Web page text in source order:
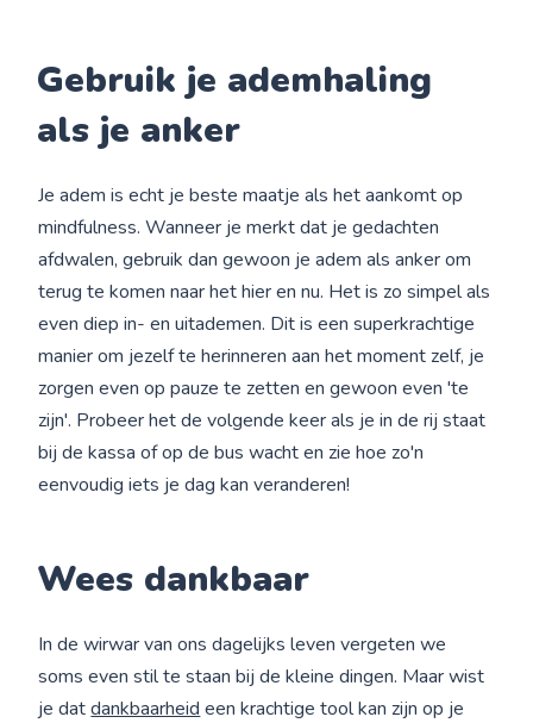
Gebruik je ademhaling
als je anker
Je adem is echt je beste maatje als het aankomt op
mindfulness. Wanneer je merkt dat je gedachten
afdwalen, gebruik dan gewoon je adem als anker om
terug te komen naar het hier en nu. Het is zo simpel als
even diep in- en uitademen. Dit is een superkrachtige
manier om jezelf te herinneren aan het moment zelf, je
zorgen even op pauze te zetten en gewoon even 'te
zijn'. Probeer het de volgende keer als je in de rij staat
bij de kassa of op de bus wacht en zie hoe zo'n
eenvoudig iets je dag kan veranderen!
Wees dankbaar
In de wirwar van ons dagelijks leven vergeten we
soms even stil te staan bij de kleine dingen. Maar wist
je datdankbaarheid een krachtige tool kan zijn op je